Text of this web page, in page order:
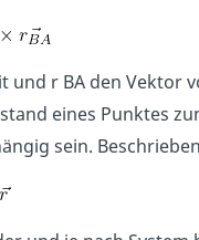
r BA den Vektor
eines Punktes
sein.